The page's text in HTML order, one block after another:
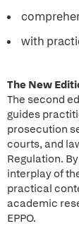
with
The New
The second
guides
prosecution
courts, and
Regulation.
interplay of
practical
academic
EPPO.